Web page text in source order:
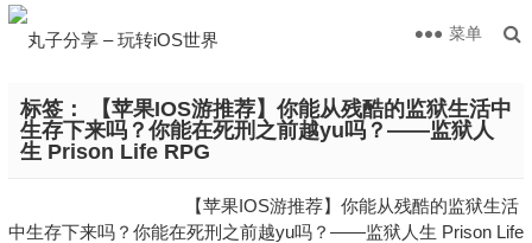
菜单
标签：
【苹果IOS游推荐】你能从残酷的监狱生活中
生存下来吗？你能在死刑之前越yu吗？——监狱人
生 Prison Life RPG
【苹果IOS游推荐】你能从残酷的监狱生活
中生存下来吗？你能在死刑之前越yu吗？——监狱人生 Prison Life